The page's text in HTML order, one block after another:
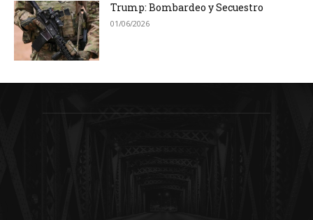
Trump: Bombardeo y Secuestro
01/06/2026